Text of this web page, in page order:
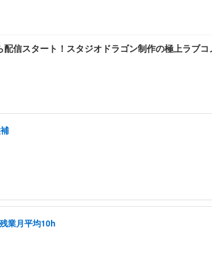
信スタート！スタジオドラゴン制作の極上ラブコ
業月平均10h